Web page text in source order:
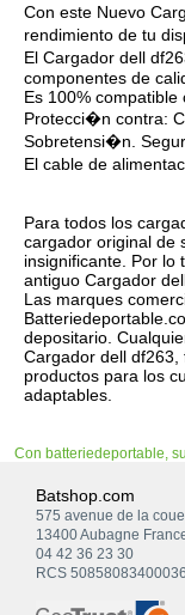
Con este Nuevo
rendimiento de tu
El Cargador dell
componentes de
Es 100% compatible
Protecci�n contra:
Sobretensi�n.
El cable de
Para todos los
cargador original de
insignificante. Por lo
antiguo Cargador
Las marques
depositario.
Cargador dell df263,
productos para los
adaptables.
Con batteriedeportable,
Batshop.com
575 avenue de la
13400 Aubagne
04 42 36 23 30
RCS 50858083400036